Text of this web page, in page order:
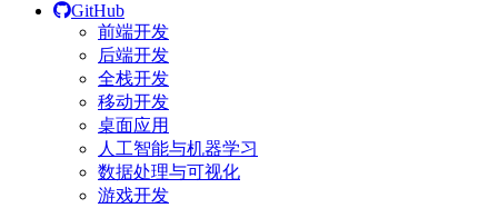
GitHub
前端开发
后端开发
全栈开发
移动开发
桌面应用
人工智能与机器学习
数据处理与可视化
游戏开发